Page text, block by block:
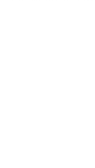
รับชมมิวสิกวิดีโ